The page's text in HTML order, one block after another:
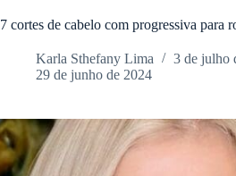
7 cortes de cabelo com progressiva para
Karla Sthefany Lima
3 de julho
29 de junho de 2024